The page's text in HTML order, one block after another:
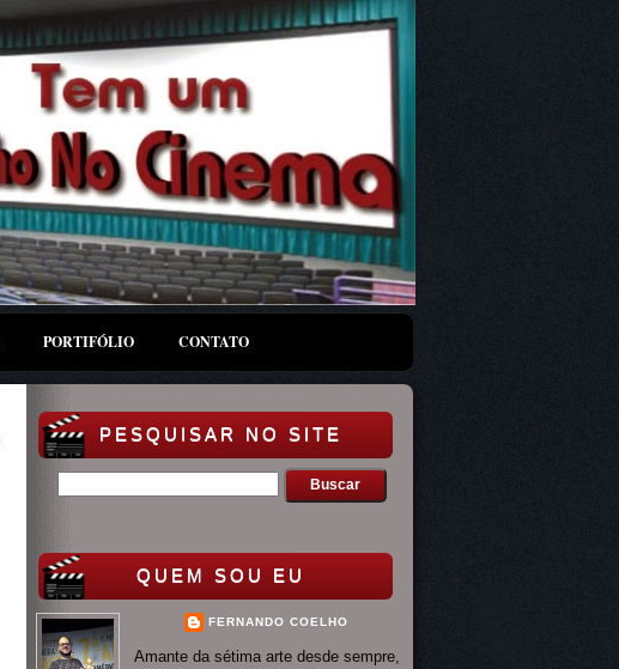
PORTIFÓLIO CONTATO
PESQUISAR NO SITE
QUEM SOU EU
FERNANDO COELHO
Amante da sétima arte desde sempre,